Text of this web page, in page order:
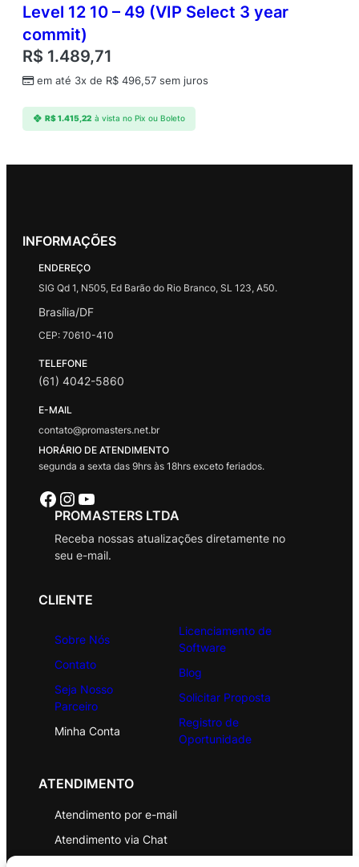
Level 12 10 – 49 (VIP Select 3 year
commit)
R$ 1.489,71
em até 3x de R$ 496,57 sem juros
R$1.415,22 à vista no Pix ou Boleto
INFORMAÇÕES
ENDEREÇO
SIG Qd 1, N505, Ed Barão do Rio Branco, SL 123, A50.
Brasília/DF
CEP: 70610-410
TELEFONE
(61) 4042-5860
E-MAIL
contato@promasters.net.br
HORÁRIO DE ATENDIMENTO
segunda a sexta das 9hrs às 18hrs exceto feriados.
Facebook Instagram Youtube
PROMASTERS LTDA
Receba nossas atualizações diretamente no
seu e-mail.
CLIENTE
Sobre Nós
Contato
Seja Nosso
Parceiro
Minha Conta
Licenciamento de
Software
Blog
Solicitar Proposta
Registro de
Oportunidade
ATENDIMENTO
Atendimento por e-mail
Atendimento via Chat